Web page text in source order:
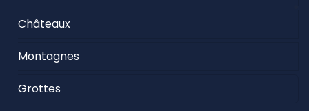
Châteaux
Montagnes
Grottes